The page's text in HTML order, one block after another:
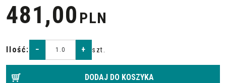
481,00 PLN
Ilość: − + szt.
DODAJ DO KOSZYKA